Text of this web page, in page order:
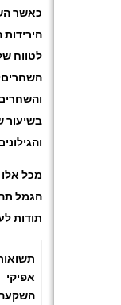
כאשר
והגילונים
מכל אלו
הגמל
תודות
אפיקי